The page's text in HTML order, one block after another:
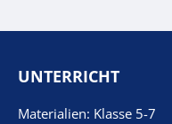
UNTERRICHT
Materialien: Klasse 5-7